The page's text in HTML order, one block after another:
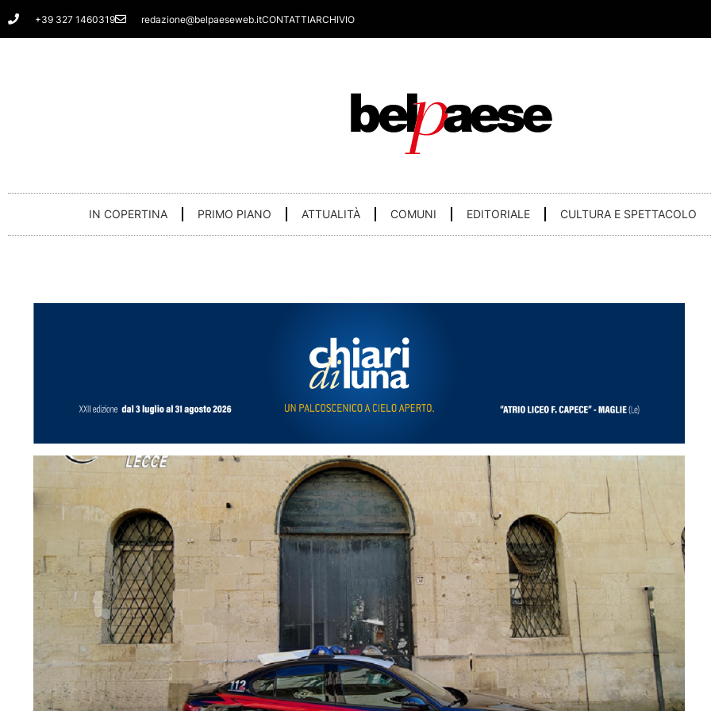
Vai
al
+39 327 1460319 redazione@belpaeseweb.itCONTATTIARCHIVIO
IN COPERTINA PRIMO PIANO ATTUALITÀ COMUNI EDITORIALE CULTURA E SPETTACOLO